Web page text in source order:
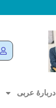
دربارۀ عربی